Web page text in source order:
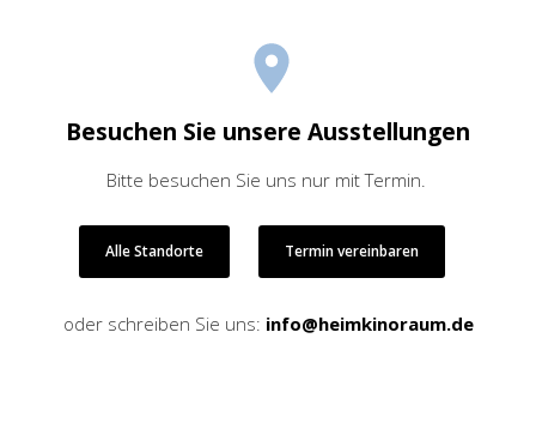
Besuchen Sie unsere Ausstellungen
Bitte besuchen Sie uns nur mit Termin.
Alle Standorte Termin vereinbaren
oder schreiben Sie uns: info@heimkinoraum.de